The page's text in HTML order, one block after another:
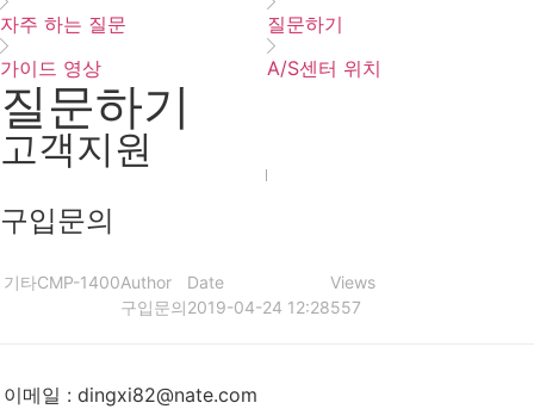
자주 하는 질문
질문하기
가이드 영상
A/S센터 위치
질문하기
고객지원
구입문의
기타CMP-1400Author
구입문의
Date
2019-04-24 12:28
Views
557
이메일 : dingxi82@nate.com